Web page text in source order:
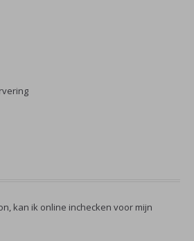
kan ik online inchecken voor mijn